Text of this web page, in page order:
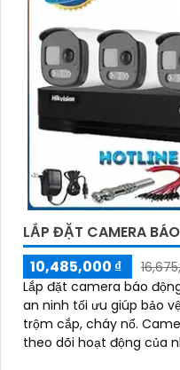
LẮP ĐẶT CAMERA
10,485,000 ₫
Lắp đặt camera báo
an ninh tối ưu giúp bảo
trộm cắp, cháy nổ. Camera có thể được sử dụng để
theo dõi hoạt động của